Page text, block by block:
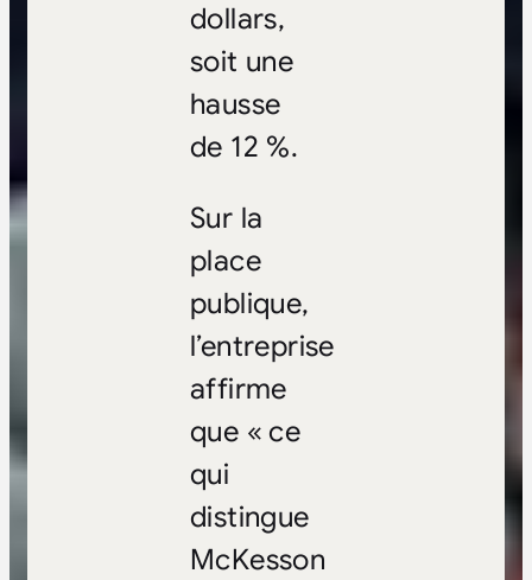
dollars,
soit une
hausse
de 12 %.
Sur la
place
publique,
l’entreprise
affirme
que « ce
qui
distingue
McKesson